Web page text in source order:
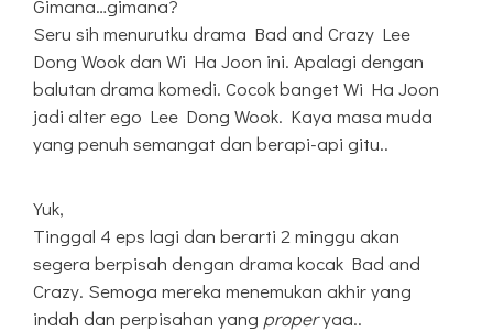
Gimana…gimana?
Seru sih menurutku drama Bad and Crazy Lee
Dong Wook dan Wi Ha Joon ini. Apalagi dengan
balutan drama komedi. Cocok banget Wi Ha Joon
jadi alter ego Lee Dong Wook. Kaya masa muda
yang penuh semangat dan berapi-api gitu..
Yuk,
Tinggal 4 eps lagi dan berarti 2 minggu akan
segera berpisah dengan drama kocak Bad and
Crazy. Semoga mereka menemukan akhir yang
indah dan perpisahan yang properyaa..